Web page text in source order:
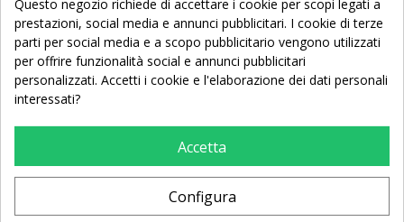
Protezione murale -
Conforme Lega
Nazionale Dilettanti
Aggiungi al
carrello
Protezione spessore 10
cm per palo diametro da
35 a 60 cm
Aggiungi al
carrello
Questo negozio richiede di accettare i cookie per scopi legati a
prestazioni, social media e annunci pubblicitari. I cookie di terze
parti per social media e a scopo pubblicitario vengono utilizzati
per offrire funzionalità social e annunci pubblicitari
personalizzati. Accetti i cookie e l'elaborazione dei dati personali
interessati?
Accetta
Configura